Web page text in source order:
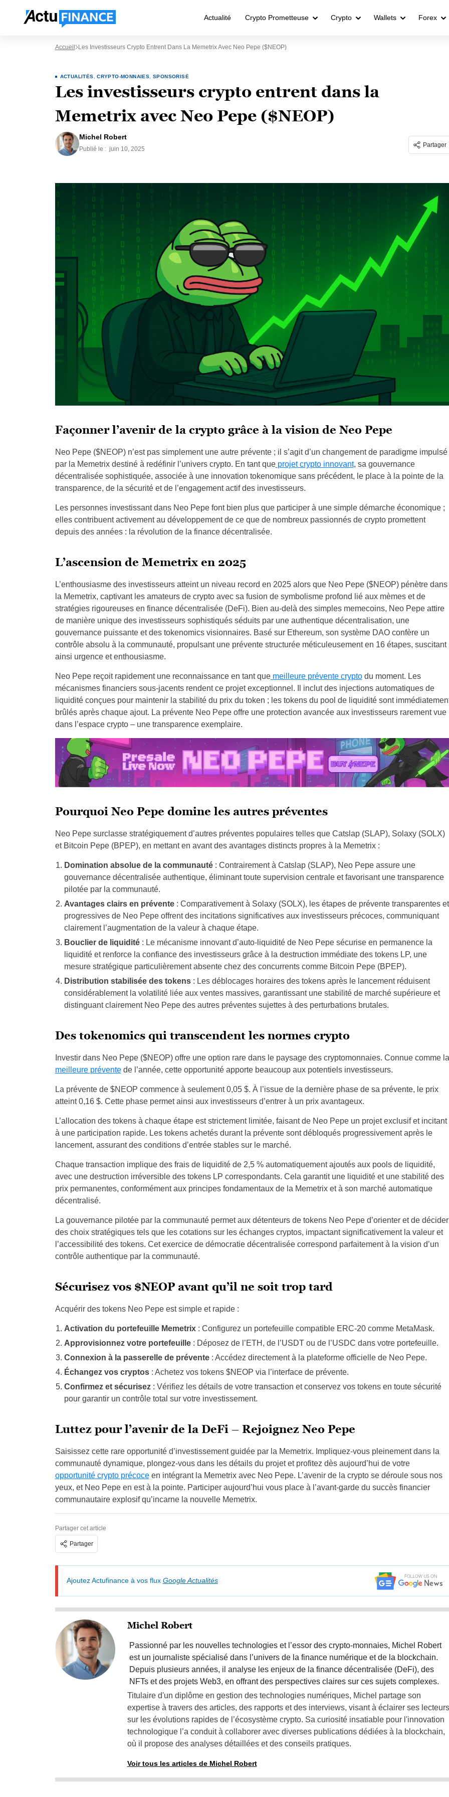
Actualité Crypto Prometteuse Crypto Wallets Forex
Accueil Les Investisseurs Crypto Entrent Dans La Memetrix Avec Neo Pepe ($NEOP)
ACTUALITÉS ,CRYPTO-MONNAIES ,SPONSORISÉ
Les investisseurs crypto entrent dans la
Memetrix avec Neo Pepe ($NEOP)
Michel Robert
Publié le : juin 10, 2025
Partager
Façonner l’avenir de la crypto grâce à la vision de Neo Pepe
Neo Pepe ($NEOP) n’est pas simplement une autre prévente ; il s’agit d’un changement de paradigme impulsé
par la Memetrix destiné à redéfinir l’univers crypto. En tant que projet crypto innovant, sa gouvernance
décentralisée sophistiquée, associée à une innovation tokenomique sans précédent, le place à la pointe de la
transparence, de la sécurité et de l’engagement actif des investisseurs.
Les personnes investissant dans Neo Pepe font bien plus que participer à une simple démarche économique ;
elles contribuent activement au développement de ce que de nombreux passionnés de crypto promettent
depuis des années : la révolution de la finance décentralisée.
L’ascension de Memetrix en 2025
L’enthousiasme des investisseurs atteint un niveau record en 2025 alors que Neo Pepe ($NEOP) pénètre dans
la Memetrix, captivant les amateurs de crypto avec sa fusion de symbolisme profond lié aux mèmes et de
stratégies rigoureuses en finance décentralisée (DeFi). Bien au-delà des simples memecoins, Neo Pepe attire
de manière unique des investisseurs sophistiqués séduits par une authentique décentralisation, une
gouvernance puissante et des tokenomics visionnaires. Basé sur Ethereum, son système DAO confère un
contrôle absolu à la communauté, propulsant une prévente structurée méticuleusement en 16 étapes, suscitant
ainsi urgence et enthousiasme.
Neo Pepe reçoit rapidement une reconnaissance en tant que meilleure prévente cryptodu moment. Les
mécanismes financiers sous-jacents rendent ce projet exceptionnel. Il inclut des injections automatiques de
liquidité conçues pour maintenir la stabilité du prix du token ; les tokens du pool de liquidité sont
brûlés après chaque ajout. La prévente Neo Pepe offre une protection avancée aux investisseurs rarement vue
dans l’espace crypto – une transparence exemplaire.
Pourquoi Neo Pepe domine les autres préventes
Neo Pepe surclasse stratégiquement d’autres préventes populaires telles que Catslap (SLAP), Solaxy (SOLX)
et Bitcoin Pepe (BPEP), en mettant en avant des avantages distincts propres à la Memetrix :
Domination absolue de la communauté: Contrairement à Catslap (SLAP), Neo Pepe assure une
gouvernance décentralisée authentique, éliminant toute supervision centrale et favorisant une transparence
pilotée par la communauté.
Avantages clairs en prévente: Comparativement à Solaxy (SOLX), les étapes de prévente transparentes et
progressives de Neo Pepe offrent des incitations significatives aux investisseurs précoces, communiquant
clairement l’augmentation de la valeur à chaque étape.
Bouclier de liquidité: Le mécanisme innovant d’auto-liquidité de Neo Pepe sécurise en permanence la
liquidité et renforce la confiance des investisseurs grâce à la destruction immédiate des tokens LP, une
mesure stratégique particulièrement absente chez des concurrents comme Bitcoin Pepe (BPEP).
Distribution stabilisée des tokens: Les déblocages horaires des tokens après le lancement réduisent
considérablement la volatilité liée aux ventes massives, garantissant une stabilité de marché supérieure et
distinguant clairement Neo Pepe des autres préventes sujettes à des perturbations brutales.
Des tokenomics qui transcendent les normes crypto
Investir dans Neo Pepe ($NEOP) offre une option rare dans le paysage des cryptomonnaies. Connue comme la
meilleure préventede l’année, cette opportunité apporte beaucoup aux potentiels investisseurs.
La prévente de $NEOP commence à seulement 0,05 $. À l’issue de la dernière phase de sa prévente, le prix
atteint 0,16 $. Cette phase permet ainsi aux investisseurs d’entrer à un prix avantageux.
L’allocation des tokens à chaque étape est strictement limitée, faisant de Neo Pepe un projet exclusif et incitant
à une participation rapide. Les tokens achetés durant la prévente sont débloqués progressivement après le
lancement, assurant des conditions d’entrée stables sur le marché.
Chaque transaction implique des frais de liquidité de 2,5 % automatiquement ajoutés aux pools de liquidité,
avec une destruction irréversible des tokens LP correspondants. Cela garantit une liquidité et une stabilité des
prix permanentes, conformément aux principes fondamentaux de la Memetrix et à son marché automatique
décentralisé.
La gouvernance pilotée par la communauté permet aux détenteurs de tokens Neo Pepe d’orienter et de décider
des choix stratégiques tels que les cotations sur les échanges cryptos, impactant significativement la valeur et
l’accessibilité des tokens. Cet exercice de démocratie décentralisée correspond parfaitement à la vision d’un
contrôle authentique par la communauté.
Sécurisez vos $NEOP avant qu’il ne soit trop tard
Acquérir des tokens Neo Pepe est simple et rapide :
Activation du portefeuille Memetrix: Configurez un portefeuille compatible ERC-20 comme MetaMask.
Approvisionnez votre portefeuille: Déposez de l’ETH, de l’USDT ou de l’USDC dans votre portefeuille.
Connexion à la passerelle de prévente: Accédez directement à la plateforme officielle de Neo Pepe.
Échangez vos cryptos: Achetez vos tokens $NEOP via l’interface de prévente.
Confirmez et sécurisez: Vérifiez les détails de votre transaction et conservez vos tokens en toute sécurité
pour garantir un contrôle total sur votre investissement.
Luttez pour l’avenir de la DeFi – Rejoignez Neo Pepe
Saisissez cette rare opportunité d’investissement guidée par la Memetrix. Impliquez-vous pleinement dans la
communauté dynamique, plongez-vous dans les détails du projet et profitez dès aujourd’hui de votre
opportunité crypto précoceen intégrant la Memetrix avec Neo Pepe. L’avenir de la crypto se déroule sous nos
yeux, et Neo Pepe en est à la pointe. Participer aujourd’hui vous place à l’avant-garde du succès financier
communautaire explosif qu’incarne la nouvelle Memetrix.
Partager cet article
Partager
Ajoutez Actufinance à vos flux Google Actualités
Michel Robert
Passionné par les nouvelles technologies et l’essor des crypto-monnaies, Michel Robert
est un journaliste spécialisé dans l’univers de la finance numérique et de la blockchain.
Depuis plusieurs années, il analyse les enjeux de la finance décentralisée (DeFi), des
NFTs et des projets Web3, en offrant des perspectives claires sur ces sujets complexes.
Titulaire d'un diplôme en gestion des technologies numériques, Michel partage son
expertise à travers des articles, des rapports et des interviews, visant à éclairer ses lecteurs
sur les évolutions rapides de l’écosystème crypto. Sa curiosité insatiable pour l'innovation
technologique l’a conduit à collaborer avec diverses publications dédiées à la blockchain,
où il propose des analyses détaillées et des conseils pratiques.
Voir tous les articles de Michel Robert